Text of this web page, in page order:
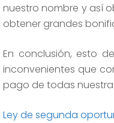
nuestro nombre y así
obtener grandes
En conclusión, esto
inconvenientes que
pago de todas
Ley de segunda